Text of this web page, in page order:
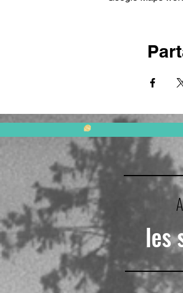
les